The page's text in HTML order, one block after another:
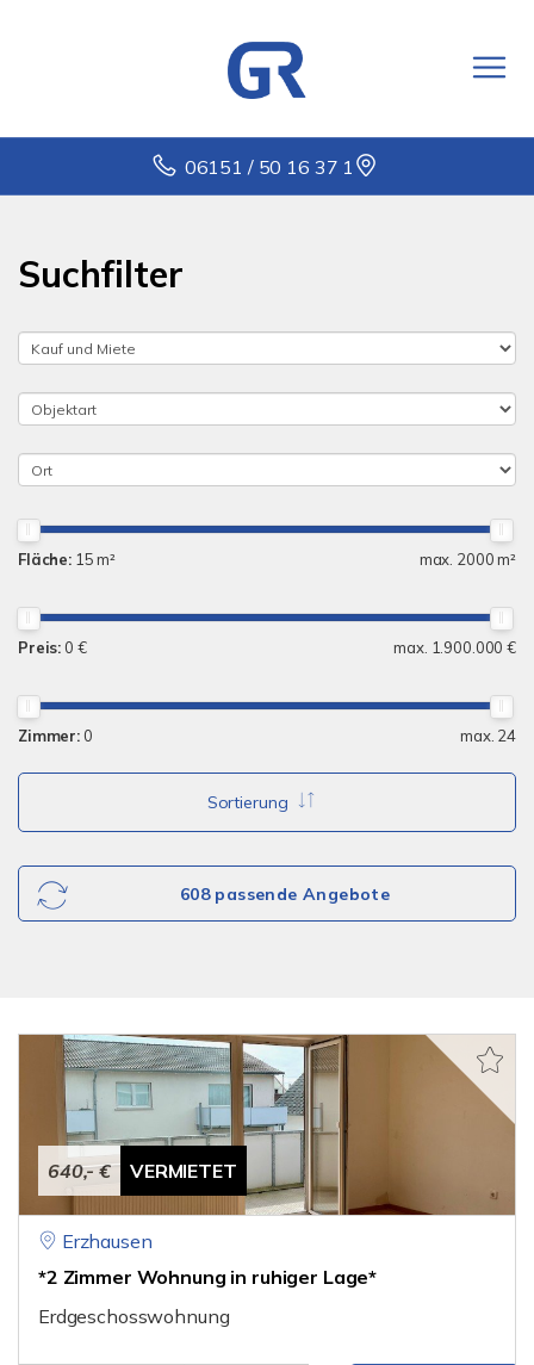
06151 / 50 16 37 1
Suchfilter
Fläche: 15 m² max. 2000 m²
Preis: 0 € max. 1.900.000 €
Zimmer: 0 max. 24
Sortierung
608 passende Angebote
640,- € VERMIETET
Erzhausen
*2 Zimmer Wohnung in ruhiger Lage*
Erdgeschosswohnung